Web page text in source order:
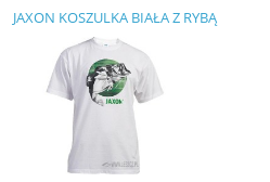
JAXON KOSZULKA BIAŁA Z RYBĄ